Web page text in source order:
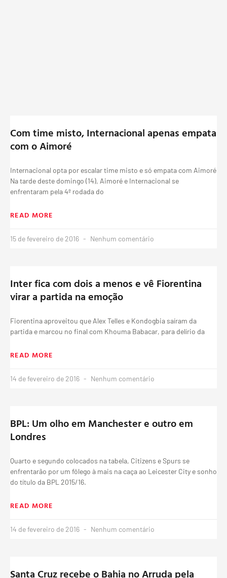
Com time misto, Internacional apenas empata
com o Aimoré
Internacional opta por escalar time misto e só empata com Aimoré
Na tarde deste domingo (14), Aimoré e Internacional se
enfrentaram pela 4ª rodada do
READ MORE
15 de fevereiro de 2016 Nenhum comentário
Inter fica com dois a menos e vê Fiorentina
virar a partida na emoção
Fiorentina aproveitou que Alex Telles e Kondogbia saíram da
partida e marcou no final com Khouma Babacar, para delírio da
READ MORE
14 de fevereiro de 2016 Nenhum comentário
BPL: Um olho em Manchester e outro em
Londres
Quarto e segundo colocados na tabela, Citizens e Spurs se
enfrentarão por um fôlego à mais na caça ao Leicester City e sonho
do título da BPL 2015/16.
READ MORE
14 de fevereiro de 2016 Nenhum comentário
Santa Cruz recebe o Bahia no Arruda pela